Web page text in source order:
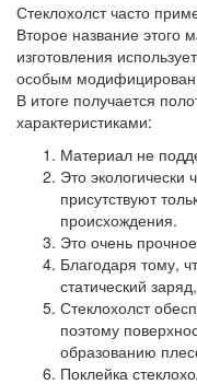
Стеклохолст часто
Второе название этого
изготовления
особым
В итоге получается
характеристиками:
Материал не
Это экологически
присутствуют
происхождения.
Это очень
Благодаря тому,
статический
Стеклохолст
поэтому
образованию
Поклейка